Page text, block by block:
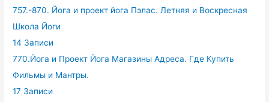
757.-870. Йога и проект йога Пэлас. Летняя и Воскресная
Школа Йоги
14 Записи
770.Йога и Проект Йога Магазины Адреса. Где Купить
Фильмы и Мантры.
17 Записи